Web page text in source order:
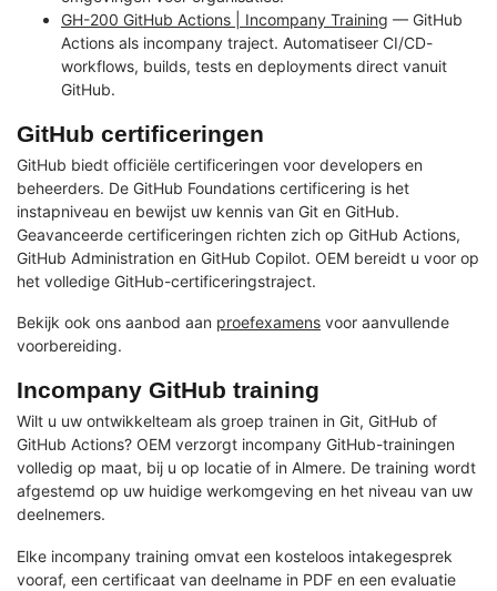
GH-200 GitHub Actions | Incompany Training — GitHub
Actions als incompany traject. Automatiseer CI/CD-
workflows, builds, tests en deployments direct vanuit
GitHub.
GitHub certificeringen
GitHub biedt officiële certificeringen voor developers en
beheerders. De GitHub Foundations certificering is het
instapniveau en bewijst uw kennis van Git en GitHub.
Geavanceerde certificeringen richten zich op GitHub Actions,
GitHub Administration en GitHub Copilot. OEM bereidt u voor op
het volledige GitHub-certificeringstraject.
Bekijk ook ons aanbod aan proefexamens voor aanvullende
voorbereiding.
Incompany GitHub training
Wilt u uw ontwikkelteam als groep trainen in Git, GitHub of
GitHub Actions? OEM verzorgt incompany GitHub-trainingen
volledig op maat, bij u op locatie of in Almere. De training wordt
afgestemd op uw huidige werkomgeving en het niveau van uw
deelnemers.
Elke incompany training omvat een kosteloos intakegesprek
vooraf, een certificaat van deelname in PDF en een evaluatie